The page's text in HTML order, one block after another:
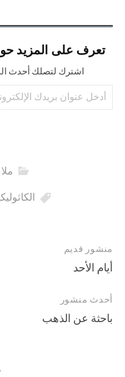
تعرف على المزيد
اشترك لتصلك أحدث
أدخل عنوان بريدك الإلكتروني…
تصفح
المقالات
منشور قديم
أيام الأحد
أحدث منشور
باحثة عن الذهب